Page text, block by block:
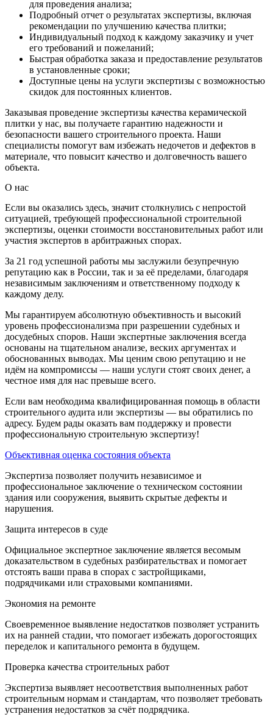
для проведения анализа;
Подробный отчет о результатах экспертизы, включая
рекомендации по улучшению качества плитки;
Индивидуальный подход к каждому заказчику и учет
его требований и пожеланий;
Быстрая обработка заказа и предоставление результатов
в установленные сроки;
Доступные цены на услуги экспертизы с возможностью
скидок для постоянных клиентов.
Заказывая проведение экспертизы качества керамической
плитки у нас, вы получаете гарантию надежности и
безопасности вашего строительного проекта. Наши
специалисты помогут вам избежать недочетов и дефектов в
материале, что повысит качество и долговечность вашего
объекта.
О нас
Если вы оказались здесь, значит столкнулись с непростой
ситуацией, требующей профессиональной строительной
экспертизы, оценки стоимости восстановительных работ или
участия экспертов в арбитражных спорах.
За 21 год успешной работы мы заслужили безупречную
репутацию как в России, так и за её пределами, благодаря
независимым заключениям и ответственному подходу к
каждому делу.
Мы гарантируем абсолютную объективность и высокий
уровень профессионализма при разрешении судебных и
досудебных споров. Наши экспертные заключения всегда
основаны на тщательном анализе, веских аргументах и
обоснованных выводах. Мы ценим свою репутацию и не
идём на компромиссы — наши услуги стоят своих денег, а
честное имя для нас превыше всего.
Если вам необходима квалифицированная помощь в области
строительного аудита или экспертизы — вы обратились по
адресу. Будем рады оказать вам поддержку и провести
профессиональную строительную экспертизу!
Объективная оценка состояния объекта
Экспертиза позволяет получить независимое и
профессиональное заключение о техническом состоянии
здания или сооружения, выявить скрытые дефекты и
нарушения.
Защита интересов в суде
Официальное экспертное заключение является весомым
доказательством в судебных разбирательствах и помогает
отстоять ваши права в спорах с застройщиками,
подрядчиками или страховыми компаниями.
Экономия на ремонте
Своевременное выявление недостатков позволяет устранить
их на ранней стадии, что помогает избежать дорогостоящих
переделок и капитального ремонта в будущем.
Проверка качества строительных работ
Экспертиза выявляет несоответствия выполненных работ
строительным нормам и стандартам, что позволяет требовать
устранения недостатков за счёт подрядчика.